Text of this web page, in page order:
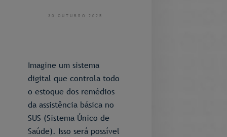
30 OUTUBRO 2025
Imagine um sistema
digital que controla todo
o estoque dos remédios
da assistência básica no
SUS (Sistema Único de
Saúde). Isso será possível